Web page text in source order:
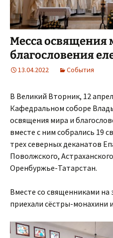
Месса освящения
благословения
13.04.2022 События
В Великий Вторник, 12
Кафедральном соборе
освящения мира и
вместе с ним собрались 19
трех северных деканатов
Поволжского,
Оренбуржье-Татарстан.
Вместе со священниками
приехали сёстры-монахини